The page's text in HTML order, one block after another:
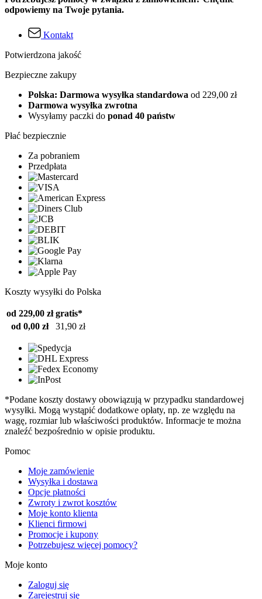
odpowiemy na Twoje pytania.
Kontakt
Potwierdzona jakość
Bezpieczne zakupy
Polska: Darmowa wysyłka standardowa od 229,00 zł
Darmowa wysyłka zwrotna
Wysyłamy paczki do ponad 40 państw
Płać bezpiecznie
Za pobraniem
Przedpłata
Koszty wysyłki do Polska
od 229,00 zł gratis*
od 0,00 zł
31,90 zł
*Podane koszty dostawy obowiązują w przypadku standardowej
wysyłki. Mogą wystąpić dodatkowe opłaty, np. ze względu na
wagę, rozmiar lub właściwości produktów. Informacje te można
znaleźć bezpośrednio w opisie produktu.
Pomoc
Moje zamówienie
Wysyłka i dostawa
Opcje płatności
Zwroty i zwrot kosztów
Moje konto klienta
Klienci firmowi
Promocje i kupony
Potrzebujesz więcej pomocy?
Moje konto
Zaloguj się
Zarejestruj się